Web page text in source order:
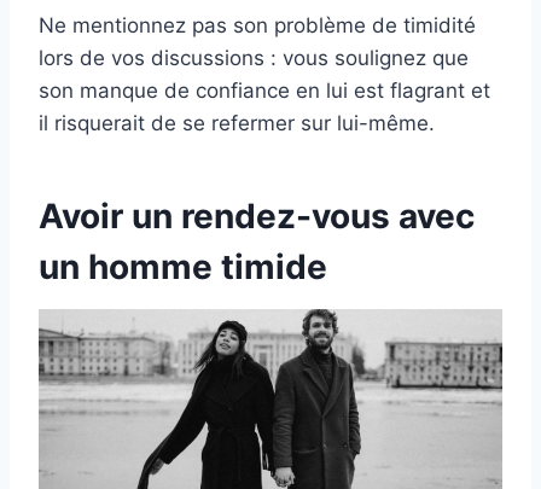
Ne mentionnez pas son problème de timidité
lors de vos discussions : vous soulignez que
son manque de confiance en lui est flagrant et
il risquerait de se refermer sur lui-même.
Avoir un rendez-vous avec
un homme timide